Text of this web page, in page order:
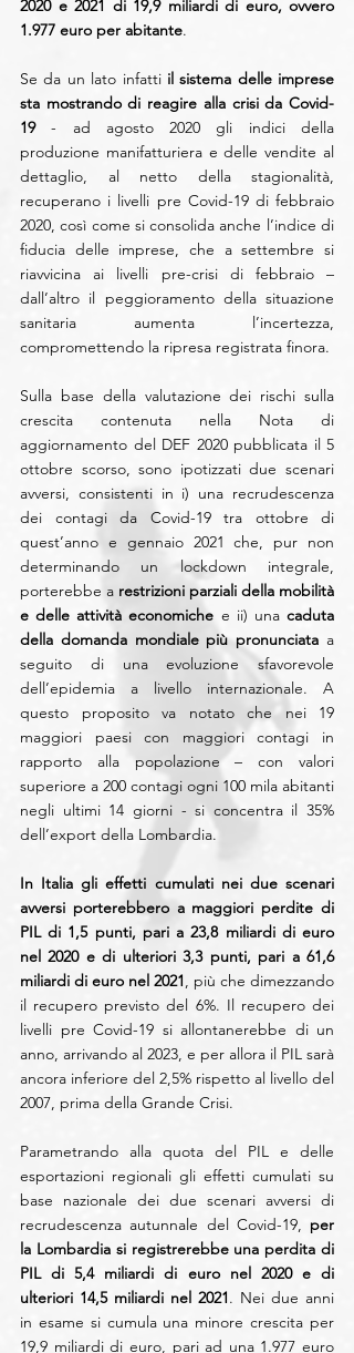
2020 e 2021 di 19,9 miliardi di euro, ovvero
1.977 euro per abitante.
Se da un lato infatti il sistema delle imprese
sta mostrando di reagire alla crisi da Covid-
19 - ad agosto 2020 gli indici della
produzione manifatturiera e delle vendite al
dettaglio, al netto della stagionalità,
recuperano i livelli pre Covid-19 di febbraio
2020, così come si consolida anche l’indice di
fiducia delle imprese, che a settembre si
riavvicina ai livelli pre-crisi di febbraio –
dall’altro il peggioramento della situazione
sanitaria aumenta l’incertezza,
compromettendo la ripresa registrata finora.
Sulla base della valutazione dei rischi sulla
crescita contenuta nella Nota di
aggiornamento del DEF 2020 pubblicata il 5
ottobre scorso, sono ipotizzati due scenari
avversi, consistenti in i) una recrudescenza
dei contagi da Covid-19 tra ottobre di
quest’anno e gennaio 2021 che, pur non
determinando un lockdown integrale,
porterebbe a restrizioni parziali della mobilità
e delle attività economiche e ii) una caduta
della domanda mondiale più pronunciata a
seguito di una evoluzione sfavorevole
dell’epidemia a livello internazionale. A
questo proposito va notato che nei 19
maggiori paesi con maggiori contagi in
rapporto alla popolazione – con valori
superiore a 200 contagi ogni 100 mila abitanti
negli ultimi 14 giorni - si concentra il 35%
dell’export della Lombardia.
In Italia gli effetti cumulati nei due scenari
avversi porterebbero a maggiori perdite di
PIL di 1,5 punti, pari a 23,8 miliardi di euro
nel 2020 e di ulteriori 3,3 punti, pari a 61,6
miliardi di euro nel 2021, più che dimezzando
il recupero previsto del 6%. Il recupero dei
livelli pre Covid-19 si allontanerebbe di un
anno, arrivando al 2023, e per allora il PIL sarà
ancora inferiore del 2,5% rispetto al livello del
2007, prima della Grande Crisi.
Parametrando alla quota del PIL e delle
esportazioni regionali gli effetti cumulati su
base nazionale dei due scenari avversi di
recrudescenza autunnale del Covid-19, per
la Lombardia si registrerebbe una perdita di
PIL di 5,4 miliardi di euro nel 2020 e di
ulteriori 14,5 miliardi nel 2021. Nei due anni
in esame si cumula una minore crescita per
19,9 miliardi di euro, pari ad una 1.977 euro